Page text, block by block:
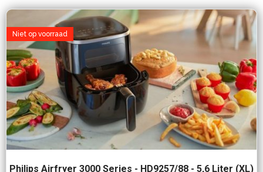
Philips Airfryer 3000 Series - HD9257/88 - 5,6 Liter (XL)
Niet op voorraad